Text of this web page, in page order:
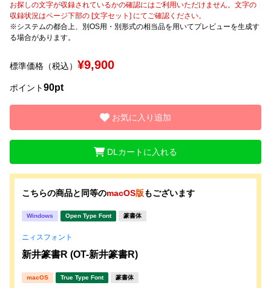
文字種類
リセット 検索
お探しの文字が収録されているかの確認にはご利用いただけません。文字の
収録状況はページ下部の [文字セット] にてご確認ください。
※システムの都合上、別OS用・別形式の相当品を用いてプレビューを生成す
る場合があります。
標準価格（税込） ¥9,900
ポイント90pt
お気に入り追加
DLカートに入れる
こちらの商品と同等のmacOS版もございます
Windows Open Type Font 篆書体
ニィスフォント
新井篆書R (OT-新井篆書R)
macOS True Type Font 篆書体